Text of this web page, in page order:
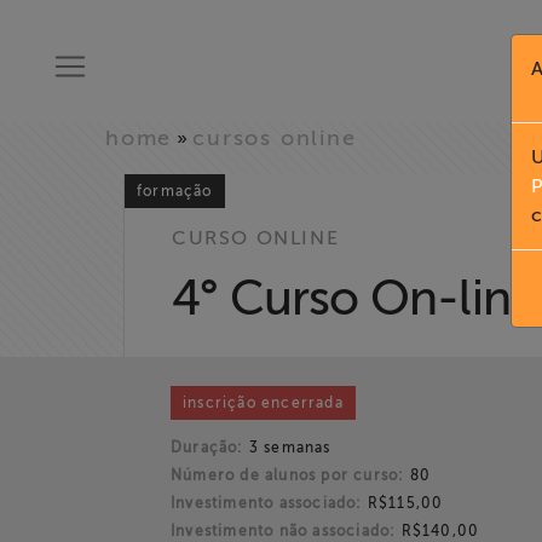
home » cursos online
formação
CURSO ONLINE
4° Curso On-
inscrição encerrada
Duração: 3 semanas
Número de alunos por curso: 80
Investimento associado:
R$115,00
Investimento não associado:
R$140,00